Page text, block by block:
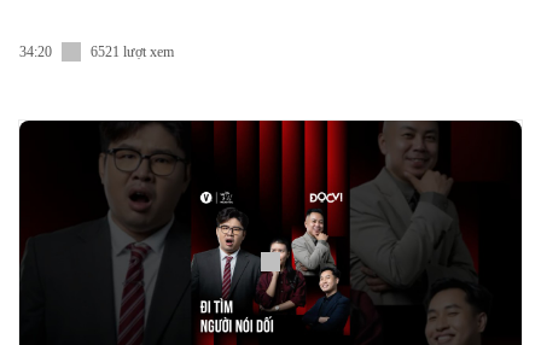
34:20 6521 lượt xem